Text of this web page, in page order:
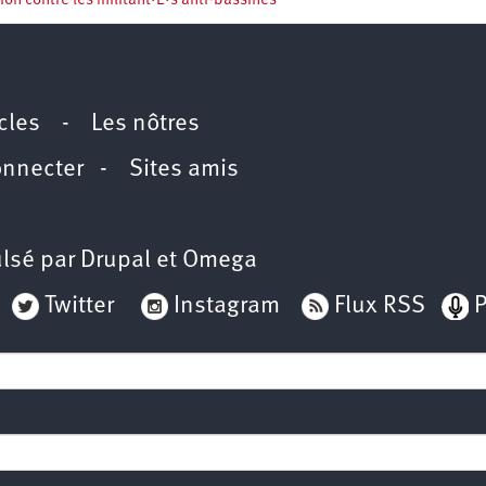
- Les nôtres
- Sites amis
par Drupal et Omega
Twitter Instagram Flux RSS